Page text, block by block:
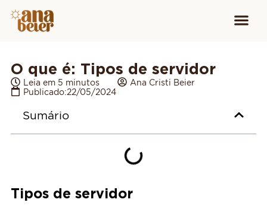
O que é: Tipos de servidor
Leia em 5 minutos
Ana Cristi Beier
Publicado:22/05/2024
Sumário
Tipos de servidor